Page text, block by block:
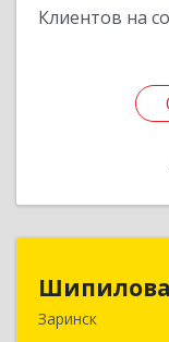
Клиентов на
Заринск